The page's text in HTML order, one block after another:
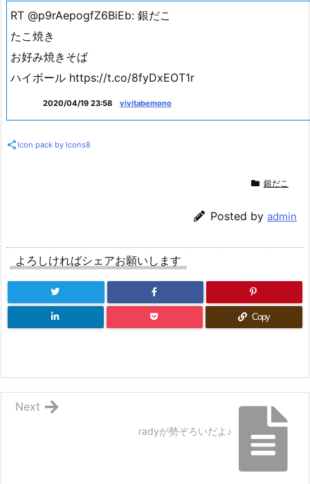
RT @p9rAepogfZ6BiEb: 銀だこ
たこ焼き
お好み焼きそば
ハイボール https://t.co/8fyDxEOT1r
2020/04/19 23:58 vivitabemono
Icon pack by Icons8
銀だこ
Posted by admin
よろしければシェアお願いします
Copy
radyが勢ぞろいだよ♪
Next